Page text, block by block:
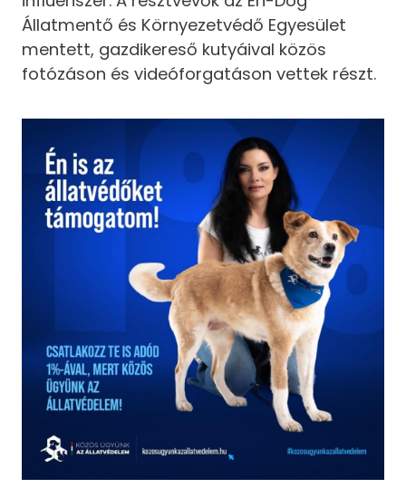
Állatmentő és Környezetvédő Egyesület
mentett, gazdikereső kutyáival közös
fotózáson és videóforgatáson vettek részt.